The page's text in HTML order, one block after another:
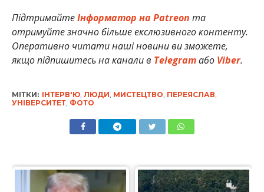
ПідтримайтеІнформатор на Patreon та
отримуйте значно більше екслюзивного контенту.
Оперативно читати наші новини ви зможете,
якщо підпишитесь на канали в Telegramабо Viber.
МІТКИ: ІНТЕРВ'Ю, ЛЮДИ, МИСТЕЦТВО, ПЕРЕЯСЛАВ,
УНІВЕРСИТЕТ, ФОТО